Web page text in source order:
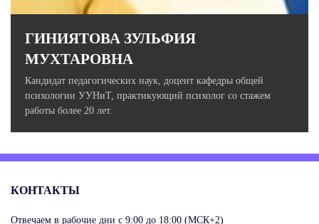
ГИНИЯТОВА ЗУЛЬФИЯ
МУХТАРОВНА
Кандидат педагогических наук, доцент кафедры общей
психологии УУНиТ, практикующий психолог со стажем
работы более 20 лет.
КОНТАКТЫ
Отвечаем в рабочие дни с 9:00 до 18:00 (МСК+2)